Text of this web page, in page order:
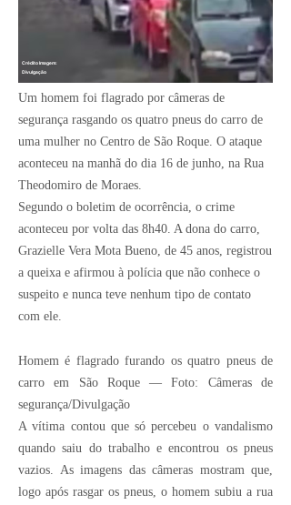
Divulgação
Crédito Imagem:
Um homem foi flagrado por câmeras de
segurança rasgando os quatro pneus do carro de
uma mulher no Centro de São Roque. O ataque
aconteceu na manhã do dia 16 de junho, na Rua
Theodomiro de Moraes.
Segundo o boletim de ocorrência, o crime
aconteceu por volta das 8h40. A dona do carro,
Grazielle Vera Mota Bueno, de 45 anos, registrou
a queixa e afirmou à polícia que não conhece o
suspeito e nunca teve nenhum tipo de contato
com ele.
Homem é flagrado furando os quatro pneus de
carro em São Roque — Foto: Câmeras de
segurança/Divulgação
A vítima contou que só percebeu o vandalismo
quando saiu do trabalho e encontrou os pneus
vazios. As imagens das câmeras mostram que,
logo após rasgar os pneus, o homem subiu a rua